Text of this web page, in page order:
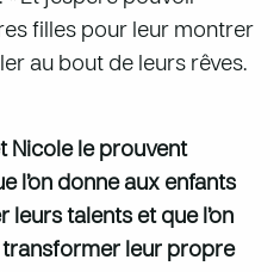
filles pour leur montrer
au bout de leurs rêves.
Nicole le prouvent
l’on donne aux enfants
leurs talents et que l’on
transformer leur propre